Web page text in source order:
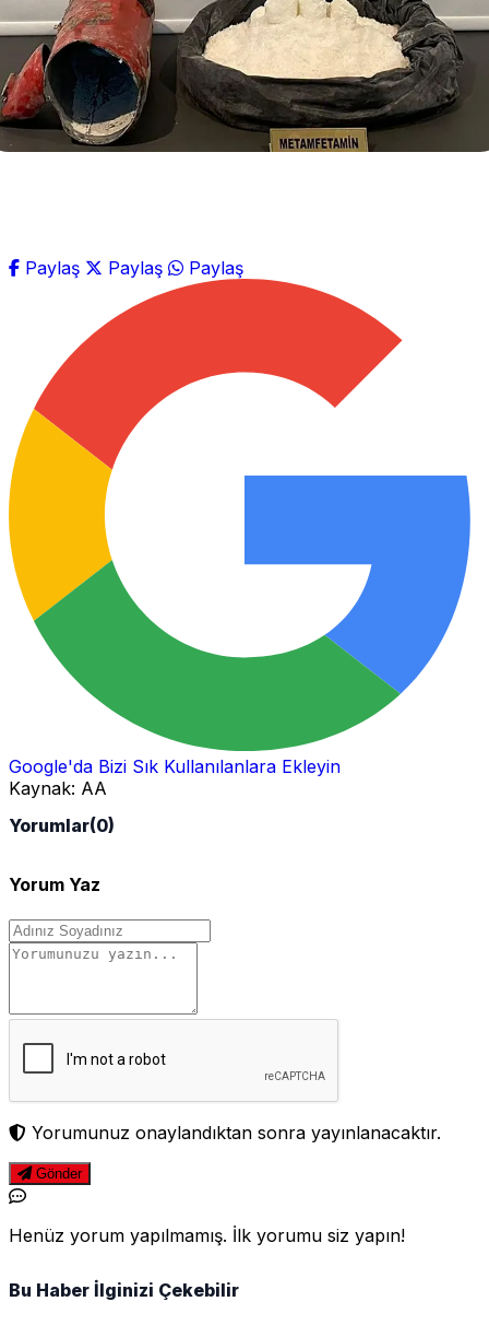
Paylaş Paylaş Paylaş
Google'da Bizi Sık Kullanılanlara Ekleyin
Kaynak: AA
Yorumlar(0)
Yorum Yaz
Yorumunuz onaylandıktan sonra yayınlanacaktır.
Gönder
Henüz yorum yapılmamış. İlk yorumu siz yapın!
Bu Haber İlginizi Çekebilir